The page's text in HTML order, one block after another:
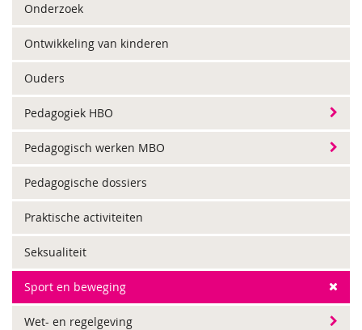
Onderzoek
Ontwikkeling van kinderen
Ouders
Pedagogiek HBO
Pedagogisch werken MBO
Pedagogische dossiers
Praktische activiteiten
Seksualiteit
Sport en beweging
Wet- en regelgeving